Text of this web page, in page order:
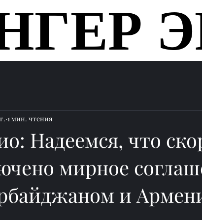
Главная
Надеемся, что
мирное
и
1 мин. чтения